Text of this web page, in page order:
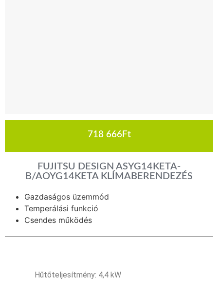
718 666Ft
FUJITSU DESIGN ASYG14KETA-
B/AOYG14KETA KLÍMABERENDEZÉS
Gazdaságos üzemmód
Temperálási funkció
Csendes működés
Hűtőteljesítmény: 4,4 kW